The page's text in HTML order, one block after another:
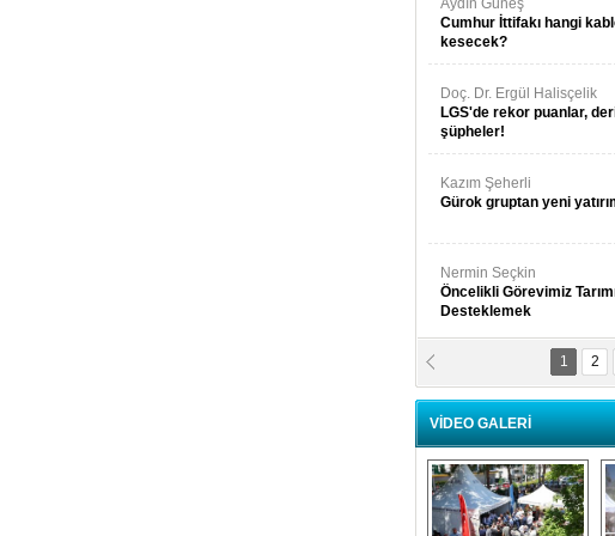
Aydın Güneş
Cumhur İttifakı hangi
kesecek?
Doç. Dr. Ergül Halisçelik
LGS'de rekor puanlar,
şüpheler!
Kazım Şeherli
Gürok gruptan yeni
Nermin Seçkin
Öncelikli Görevimiz
Desteklemek
Nilüfer Menekli Buzcular
Siz Hiç Kelebeklerin Sesini
Duydunuz Mu?
1 2
VİDEO GALERİ